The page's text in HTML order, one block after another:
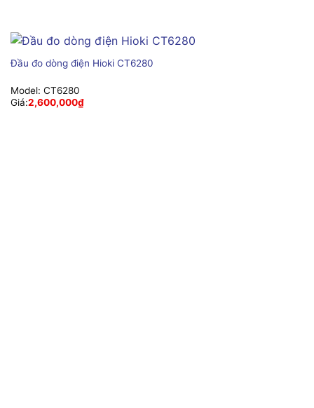
Đầu đo dòng điện Hioki CT6280
Model: CT6280
Giá:2,600,000₫